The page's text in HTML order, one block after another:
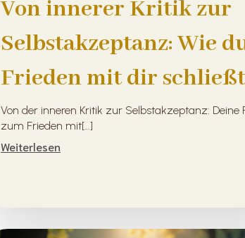
Von innerer Kritik zur
Selbstakzeptanz: Wie
Frieden mit dir schließt
Von der inneren Kritik zur Selbstakzeptanz: Deine
zum Frieden mit[…]
Weiterlesen